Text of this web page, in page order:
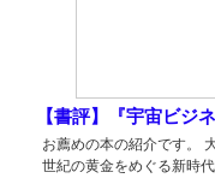
【書評】『宇宙ビジ
お薦めの本の紹介です。
世紀の黄金をめぐる新時